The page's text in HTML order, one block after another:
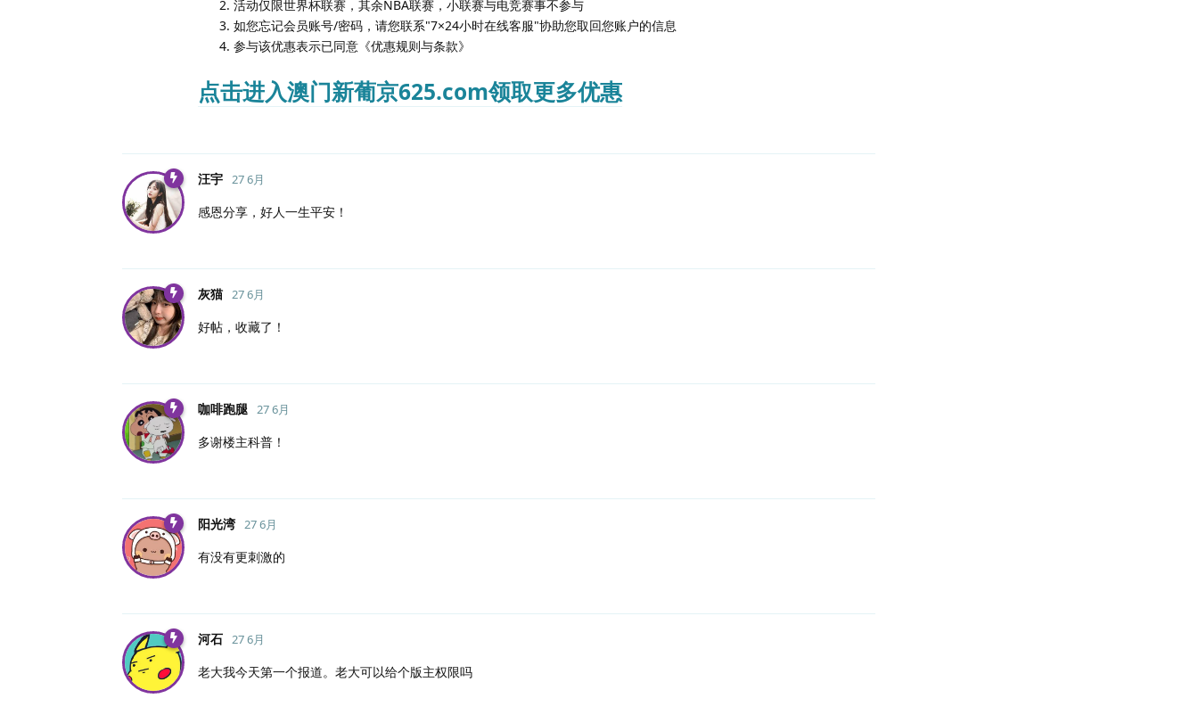
活动仅限世界杯联赛，其余NBA联赛，小联赛与电竞赛事不参与
如您忘记会员账号/密码，请您联系"7×24小时在线客服"协助您取回您账户的信息
参与该优惠表示已同意《优惠规则与条款》
点击进入澳门新葡京625.com领取更多优惠
汪宇 27 6月
感恩分享，好人一生平安！
灰猫 27 6月
好帖，收藏了！
咖啡跑腿 27 6月
多谢楼主科普！
阳光湾 27 6月
有没有更刺激的
河石 27 6月
老大我今天第一个报道。老大可以给个版主权限吗